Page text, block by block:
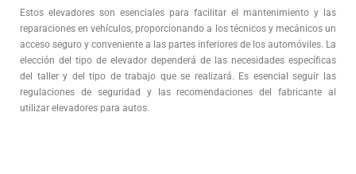
Estos elevadores son esenciales para facilitar el mantenimiento y las
reparaciones en vehículos, proporcionando a los técnicos y mecánicos un
acceso seguro y conveniente a las partes inferiores de los automóviles. La
elección del tipo de elevador dependerá de las necesidades específicas
del taller y del tipo de trabajo que se realizará. Es esencial seguir las
regulaciones de seguridad y las recomendaciones del fabricante al
utilizar elevadores para autos.